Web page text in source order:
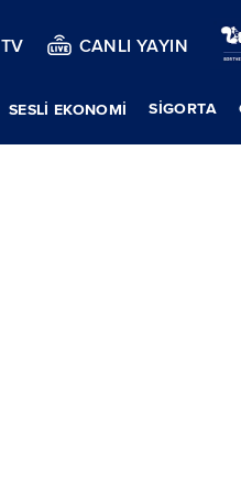
TV CANLI YAYIN
SESLİ EKONOMİ SIGORTA